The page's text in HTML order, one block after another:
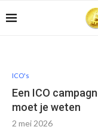
ICO's
Een ICO
moet je weten
2 mei 2026